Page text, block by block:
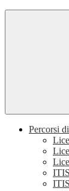
Percorsi